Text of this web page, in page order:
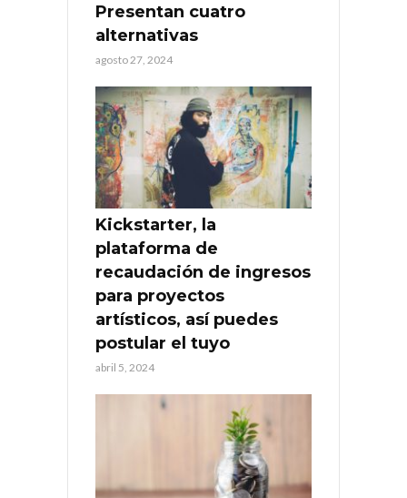
Presentan cuatro
alternativas
agosto 27, 2024
Kickstarter, la
plataforma de
recaudación de ingresos
para proyectos
artísticos, así puedes
postular el tuyo
abril 5, 2024